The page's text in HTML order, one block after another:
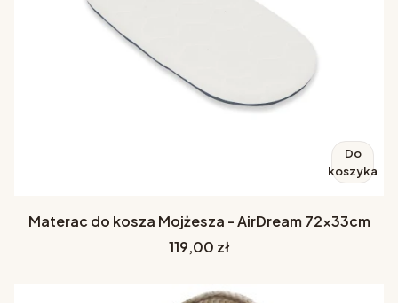
Do
koszyka
Materac do kosza Mojżesza - AirDream 72x33cm
Cena
119,00 zł